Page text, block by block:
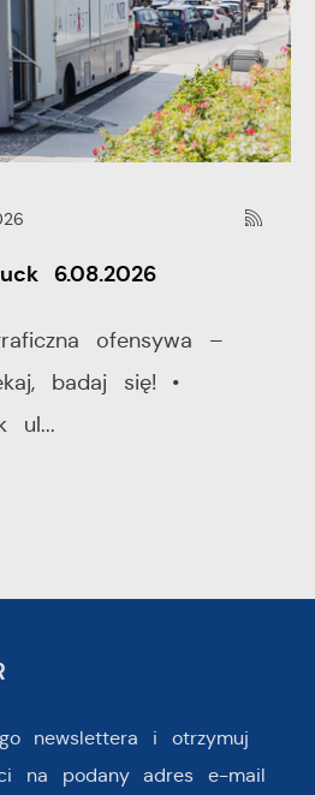
6.08.2026
ofensywa –
badaj się! •
ul...
newslettera i otrzymuj
na podany adres e-mail